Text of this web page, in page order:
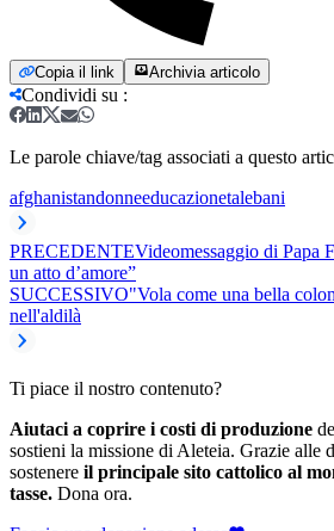
Copia il link Archivia articolo
Condividi su :
Le parole chiave/tag associati a questo
afghanistandonneeducazionetalebani
PRECEDENTEVideomessaggio di Papa
un atto d’amore”
SUCCESSIVO"Vola come una bella
nell'aldilà
Ti piace il nostro contenuto?
Aiutaci a coprire i costi di produzione
sostieni la missione di Aleteia. Grazie alle
sostenere il principale sito cattolico al
tasse. Dona ora.